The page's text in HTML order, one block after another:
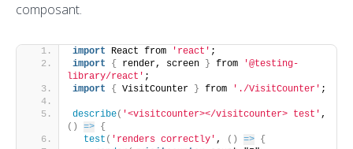
composant.
import React from 'react' ;
import
{ render, screen } from
'@testing-
library/react' ;
import
{ VisitCounter } from './VisitCounter' ;
describe( '<visitcounter></visitcounter> test'
( ) => {
test ( 'renders correctly' , ( ) => {